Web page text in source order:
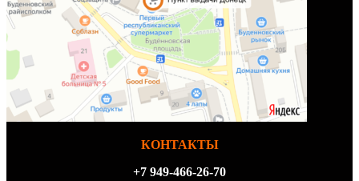
КОНТАКТЫ
+7 949-466-26-70